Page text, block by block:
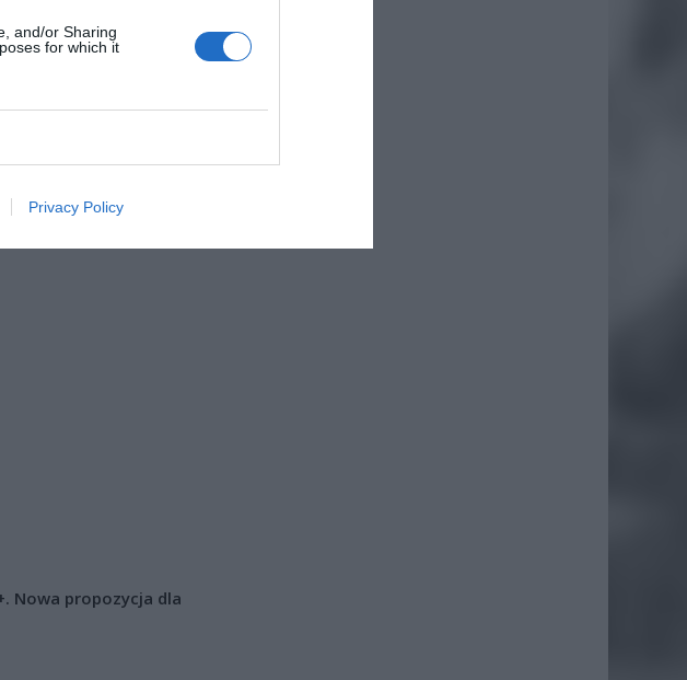
and/or Sharing
for which it
Privacy Policy
Pigułce
Pogotowia Ratunkowego, który
do szpitala w Warszawie. Trwa
Nowa propozycja dla